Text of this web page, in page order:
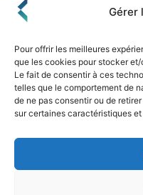
Gérer
Pour offrir les meilleures
que les cookies pour stocker
Le fait de consentir à ces
telles que le comportement de
de ne pas consentir ou de
sur certaines caractéristiques
Politique de Confidentialité
© 2026 FLO &